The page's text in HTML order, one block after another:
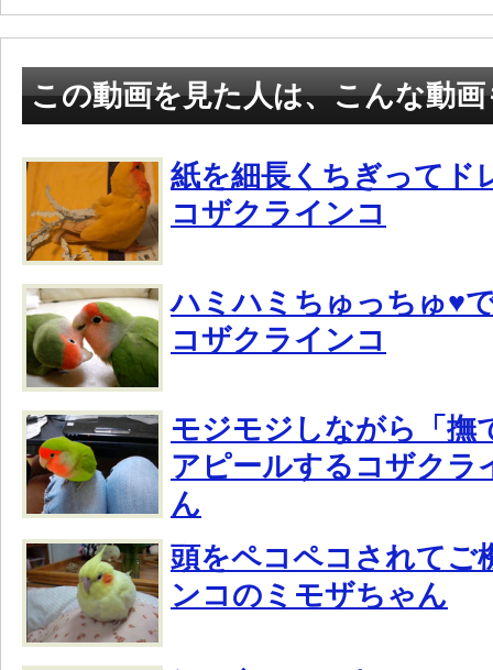
この動画を見た人は、こんな動
紙を細長くちぎってド
コザクラインコ
ハミハミちゅっちゅ♥
コザクラインコ
モジモジしながら「撫
アピールするコザクラ
ん
頭をペコペコされてご
ンコのミモザちゃん